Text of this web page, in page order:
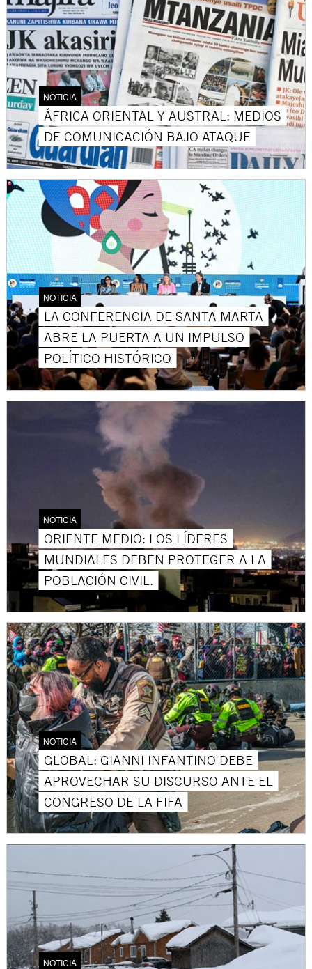
NOTICIA
ÁFRICA ORIENTAL Y AUSTRAL: MEDIOS
DE COMUNICACIÓN BAJO ATAQUE
NOTICIA
LA CONFERENCIA DE SANTA MARTA
ABRE LA PUERTA A UN IMPULSO
POLÍTICO HISTÓRICO
NOTICIA
ORIENTE MEDIO: LOS LÍDERES
MUNDIALES DEBEN PROTEGER A LA
POBLACIÓN CIVIL.
NOTICIA
GLOBAL: GIANNI INFANTINO DEBE
APROVECHAR SU DISCURSO ANTE EL
CONGRESO DE LA FIFA
NOTICIA